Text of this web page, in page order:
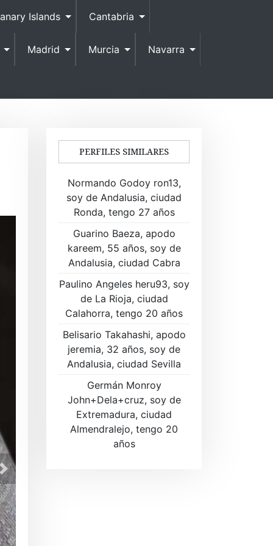
Islands Cantabria
Madrid Murcia Navarra
PERFILES SIMILARES
Normando Godoy ron13,
soy de Andalusia, ciudad
Ronda, tengo 27 años
Guarino Baeza, apodo
kareem, 55 años, soy de
Andalusia, ciudad Cabra
Paulino Angeles heru93, soy
de La Rioja, ciudad
Calahorra, tengo 20 años
Belisario Takahashi, apodo
jeremia, 32 años, soy de
Andalusia, ciudad Sevilla
Germán Monroy
John+Dela+cruz, soy de
Extremadura, ciudad
Almendralejo, tengo 20
años